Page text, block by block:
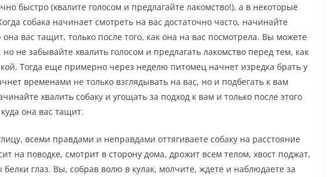
быстро (хвалите голосом и предлагайте лакомство!), а в некоторые
собака начинает смотреть на вас достаточно часто, начинайте
она вас тащит, только после того, как она на вас посмотрела. Вы можете
не забывайте хвалить голосом и предлагать лакомство перед тем, как
Тогда еще примерно через неделю питомец начнет изредка брать у
временами не только взглядывать на вас, но и подбегать к вам
хвалить собаку и угощать за подход к вам и только после этого
она вас тащит.
всеми правдами и неправдами оттягиваете собаку на расстояние
на поводке, смотрит в сторону дома, дрожит всем телом, хвост поджат,
глаз. Вы, собрав волю в кулак, молчите, ждете и наблюдаете за